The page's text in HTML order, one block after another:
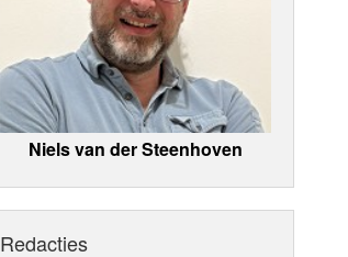
Niels van der Steenhoven
Redacties